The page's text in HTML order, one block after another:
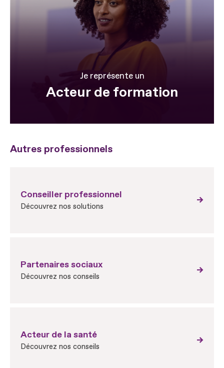
Je représente un
Acteur de formation
Autres professionnels
Conseiller professionnel
Découvrez nos solutions
Partenaires sociaux
Découvrez nos conseils
Acteur de la santé
Découvrez nos conseils